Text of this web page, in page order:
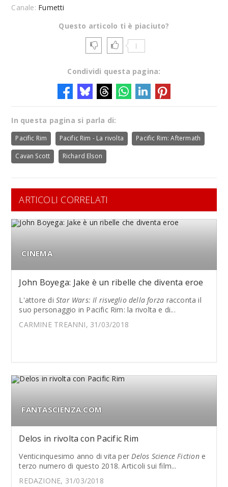
Canale: Fumetti
Questo articolo ti è piaciuto?
1
Condividi questa pagina:
In questa pagina si parla di:
Pacific Rim Pacific Rim - La rivolta Pacific Rim: Aftermath
Cavan Scott Richard Elson
ARTICOLI CORRELATI
CINEMA
John Boyega: Jake è un ribelle che diventa eroe
L'attore di Star Wars: Il risveglio della forza racconta il
suo personaggio in Pacific Rim: la rivolta e di...
CARMINE TREANNI, 31/03/2018
FANTASCIENZA.COM
Delos in rivolta con Pacific Rim
Venticinquesimo anno di vita perDelos Science Fictione
terzo numero di questo 2018. Articoli sui film...
REDAZIONE, 31/03/2018